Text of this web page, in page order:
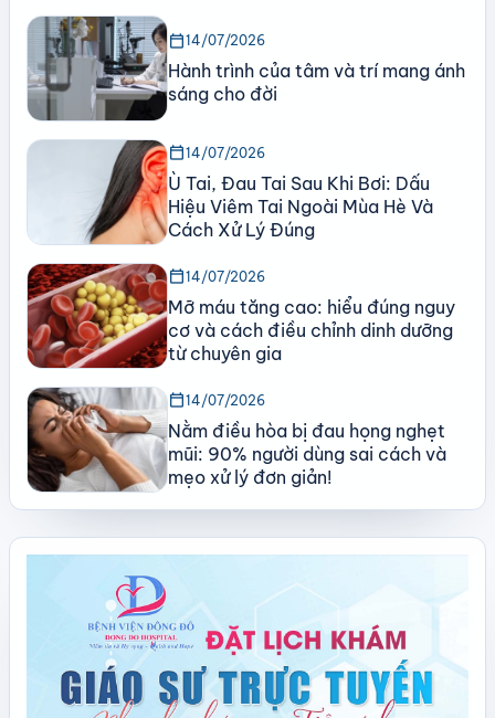
calendar_today14/07/2026
Hành trình của tâm và trí mang ánh
sáng cho đời
calendar_today14/07/2026
Ù Tai, Đau Tai Sau Khi Bơi: Dấu
Hiệu Viêm Tai Ngoài Mùa Hè Và
Cách Xử Lý Đúng
calendar_today14/07/2026
Mỡ máu tăng cao: hiểu đúng nguy
cơ và cách điều chỉnh dinh dưỡng
từ chuyên gia
calendar_today14/07/2026
Nằm điều hòa bị đau họng nghẹt
mũi: 90% người dùng sai cách và
mẹo xử lý đơn giản!